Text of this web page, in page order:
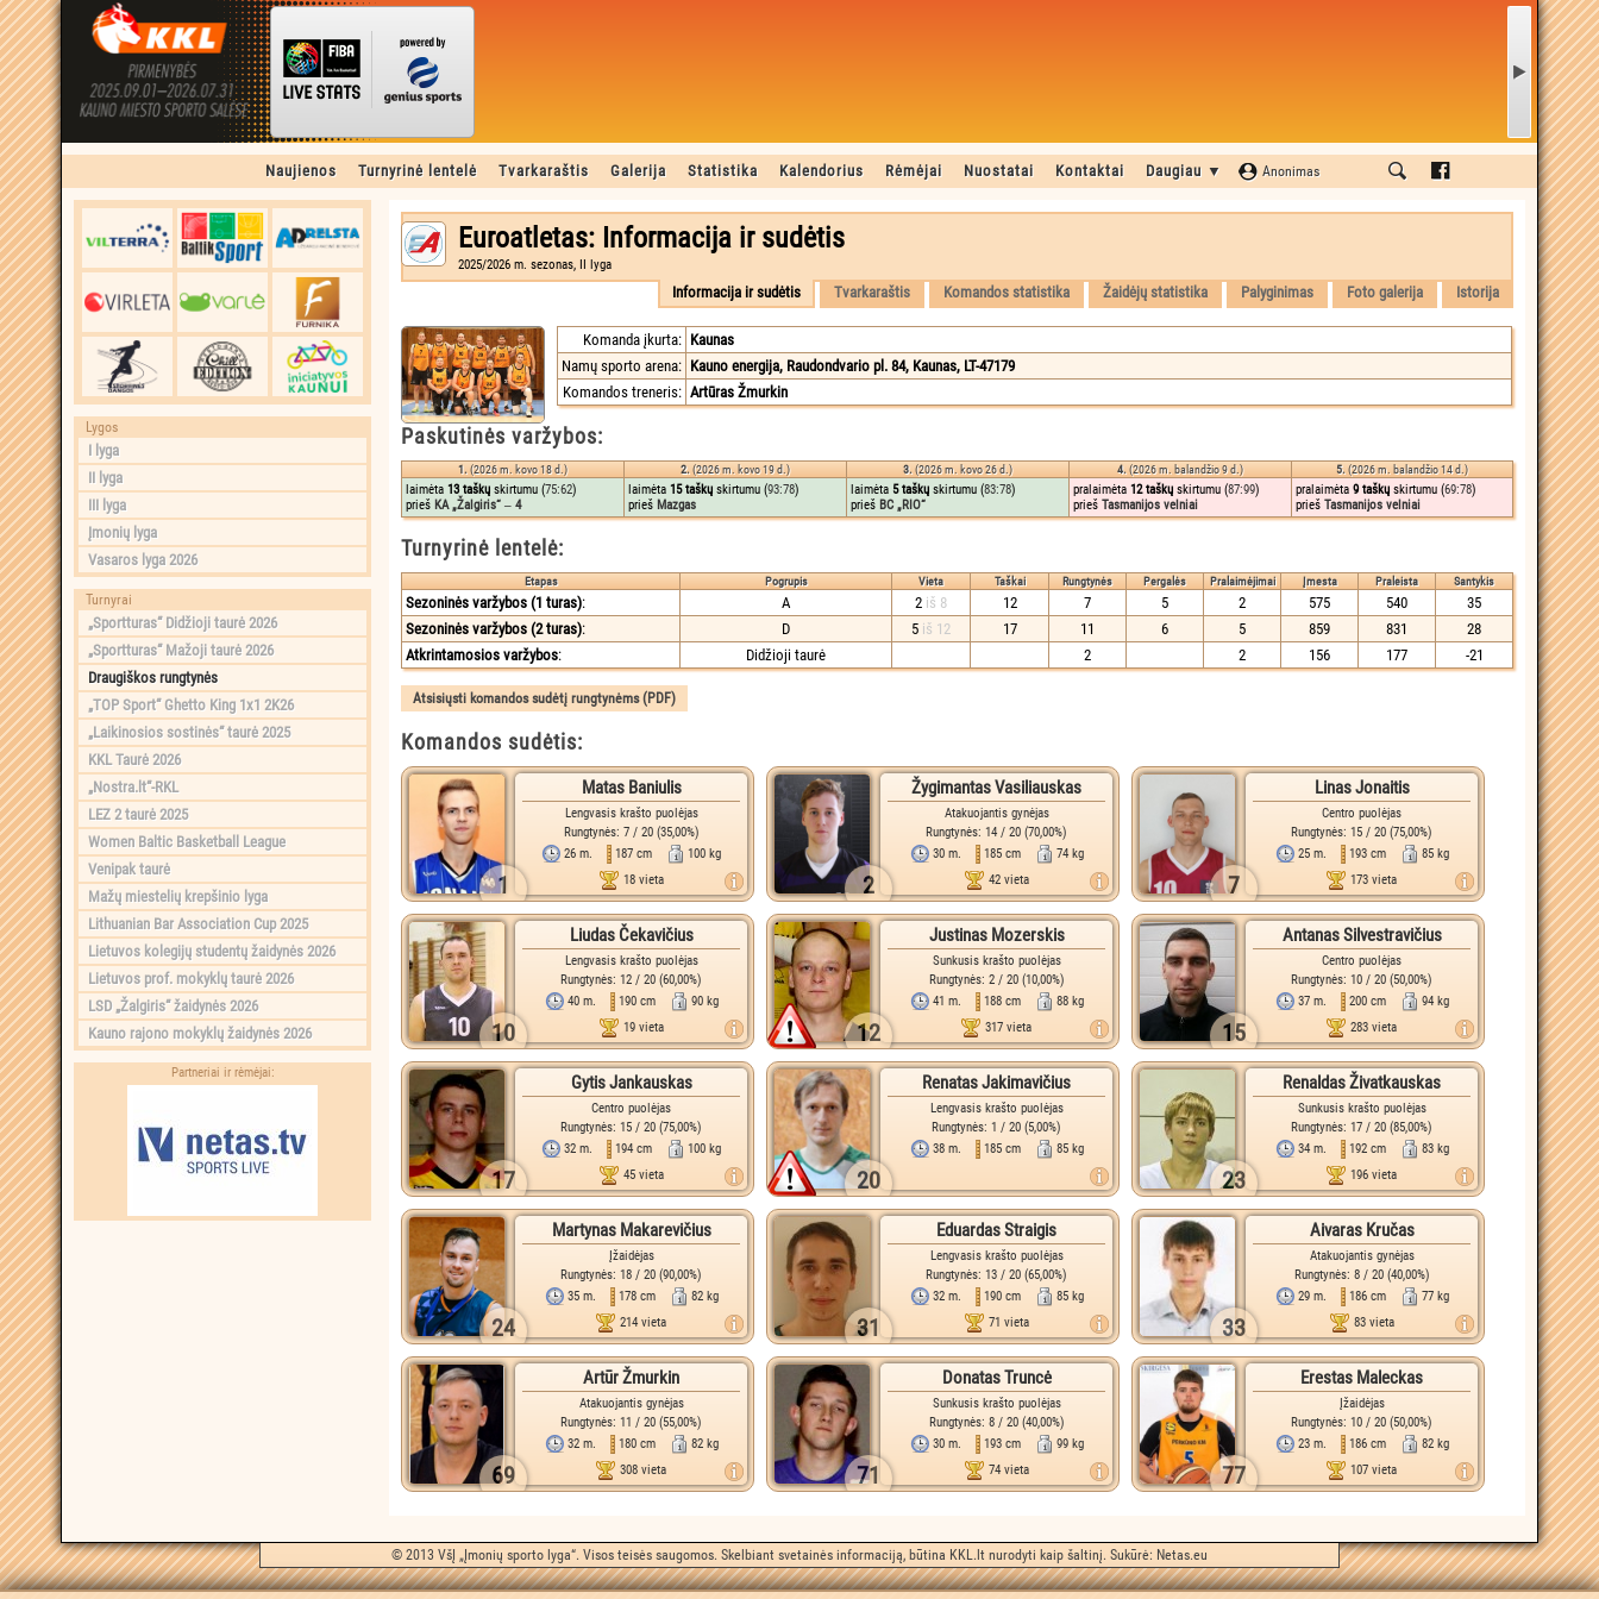
Naujienos Turnyrinė lentelė Tvarkaraštis Galerija Statistika Kalendorius Rėmėjai Nuostatai Kontaktai Daugiau ▼ Anonimas
Lygos
I lyga
II lyga
III lyga
Įmonių lyga
Vasaros lyga 2026
Turnyrai
„Sportturas“ Didžioji taurė 2026
„Sportturas“ Mažoji taurė 2026
Draugiškos rungtynės
„TOP Sport“ Ghetto King 1x1 2K26
„Laikinosios sostinės“ taurė 2025
KKL Taurė 2026
„Nostra.lt“-RKL
LEZ 2 taurė 2025
Women Baltic Basketball League
Venipak taurė
Mažų miestelių krepšinio lyga
Lithuanian Bar Association Cup 2025
Lietuvos kolegijų studentų žaidynės 2026
Lietuvos prof. mokyklų taurė 2026
LSD „Žalgiris“ žaidynės 2026
Kauno rajono mokyklų žaidynės 2026
Partneriai ir rėmėjai:
Euroatletas: Informacija ir sudėtis
2025/2026 m. sezonas, II lyga
Informacija ir sudėtis Tvarkaraštis Komandos statistika Žaidėjų statistika Palyginimas Foto galerija Istorija
Komanda įkurta: Kaunas
Namų sporto arena: Kauno energija, Raudondvario pl. 84, Kaunas, LT-47179
Komandos treneris: Artūras Žmurkin
Paskutinės varžybos:
1. (2026 m. kovo 18 d.) 2. (2026 m. kovo 19 d.) 3. (2026 m. kovo 26 d.) 4. (2026 m. balandžio 9 d.) 5. (2026 m. balandžio 14 d.)
laimėta 13 taškų skirtumu (75:62)
prieš KA „Žalgiris“ ‒ 4
laimėta 15 taškų skirtumu (93:78)
prieš Mazgas
laimėta 5 taškų skirtumu (83:78)
prieš BC „RIO“
pralaimėta 12 taškų skirtumu (87:99)
prieš Tasmanijos velniai
pralaimėta 9 taškų skirtumu (69:78)
prieš Tasmanijos velniai
Turnyrinė lentelė:
Etapas Pogrupis Vieta Taškai Rungtynės Pergalės Pralaimėjimai Įmesta Praleista Santykis
Sezoninės varžybos (1 turas): A 2 iš 8 12 7 5 2 575 540
35
Sezoninės varžybos (2 turas): D 5 iš 12 17 11 6 5 859 831
28
Atkrintamosios varžybos: Didžioji taurė 2 2 156 177 -21
Komandos sudėtis:
Matas Baniulis
Lengvasis krašto puolėjas
Rungtynės: 7 / 20 (35,00%)
26 m.
187 cm
100 kg
18 vieta
1
Žygimantas Vasiliauskas
Atakuojantis gynėjas
Rungtynės: 14 / 20 (70,00%)
30 m.
185 cm
74 kg
42 vieta
2
Linas Jonaitis
Centro puolėjas
Rungtynės: 15 / 20 (75,00%)
25 m.
193 cm
85 kg
173 vieta
7
Liudas Čekavičius
Lengvasis krašto puolėjas
Rungtynės: 12 / 20 (60,00%)
40 m.
190 cm
90 kg
19 vieta
10
Justinas Mozerskis
Sunkusis krašto puolėjas
Rungtynės: 2 / 20 (10,00%)
41 m.
188 cm
88 kg
317 vieta
12
Antanas Silvestravičius
Centro puolėjas
Rungtynės: 10 / 20 (50,00%)
37 m.
200 cm
94 kg
283 vieta
15
Gytis Jankauskas
Centro puolėjas
Rungtynės: 15 / 20 (75,00%)
32 m.
194 cm
100 kg
45 vieta
17
Renatas Jakimavičius
Lengvasis krašto puolėjas
Rungtynės: 1 / 20 (5,00%)
38 m.
185 cm 85 kg
20
Renaldas Živatkauskas
Sunkusis krašto puolėjas
Rungtynės: 17 / 20 (85,00%)
34 m.
192 cm
83 kg
196 vieta
23
Martynas Makarevičius
Įžaidėjas
Rungtynės: 18 / 20 (90,00%)
35 m.
178 cm
82 kg
214 vieta
24
Eduardas Straigis
Lengvasis krašto puolėjas
Rungtynės: 13 / 20 (65,00%)
32 m.
190 cm
85 kg
71 vieta
31
Aivaras Kručas
Atakuojantis gynėjas
Rungtynės: 8 / 20 (40,00%)
29 m.
186 cm
77 kg
83 vieta
33
Artūr Žmurkin
Atakuojantis gynėjas
Rungtynės: 11 / 20 (55,00%)
32 m.
180 cm
82 kg
308 vieta
69
Donatas Truncė
Sunkusis krašto puolėjas
Rungtynės: 8 / 20 (40,00%)
30 m.
193 cm
99 kg
74 vieta
71
Erestas Maleckas
Įžaidėjas
Rungtynės: 10 / 20 (50,00%)
23 m.
186 cm
82 kg
107 vieta
77
© 2013 VšĮ „Įmonių sporto lyga“. Visos teisės saugomos. Skelbiant svetainės informaciją, būtina KKL.lt nurodyti kaip šaltinį. Sukūrė: Netas.eu